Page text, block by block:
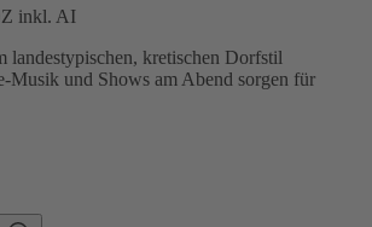
inkl. AI
landestypischen, kretischen Dorfstil
Musik und Shows am Abend sorgen für